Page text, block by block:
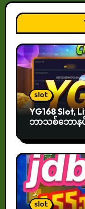
slot
YG168 Slot,
ဘာသစ်ဘောနပ်
slot